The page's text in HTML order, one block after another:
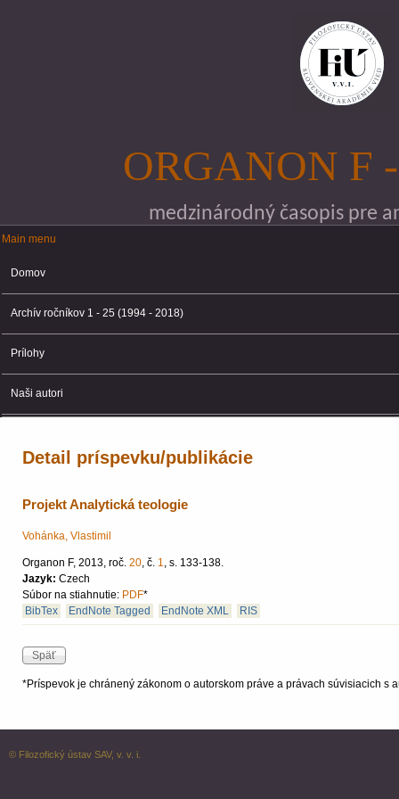
ORGANON F
medzinárodný časopis pre
Main menu
Main menu
Domov
Archív ročníkov 1 - 25 (1994 - 2018)
Prílohy
Naši autori
Detail príspevku/publikácie
Projekt Analytická teologie
Vohánka, Vlastimil
Organon F, 2013, roč. 20, č. 1, s. 133-138.
Jazyk: Czech
Súbor na stiahnutie: PDF*
BibTex
EndNote Tagged EndNote XML RIS
*Príspevok je chránený zákonom o autorskom práve a právach súvisiacich s
© Filozofický ústav SAV, v. v. i.